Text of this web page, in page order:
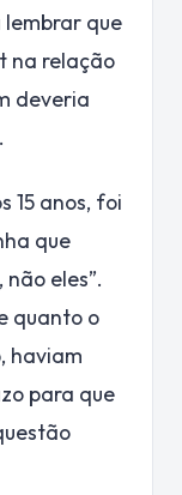
lembrar que
na relação
deveria
15 anos, foi
que
eles”.
quanto o
haviam
para que